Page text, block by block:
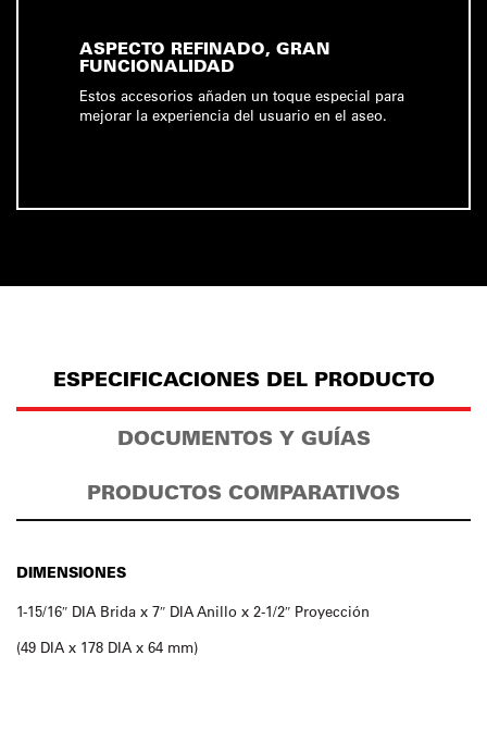
ASPECTO REFINADO, GRAN
FUNCIONALIDAD
Estos accesorios añaden un toque especial para
mejorar la experiencia del usuario en el aseo.
ESPECIFICACIONES DEL PRODUCTO
DOCUMENTOS Y GUÍAS
PRODUCTOS COMPARATIVOS
DIMENSIONES
1-15/16″ DIA Brida x 7″ DIA Anillo x 2-1/2″ Proyección
(49 DIA x 178 DIA x 64 mm)